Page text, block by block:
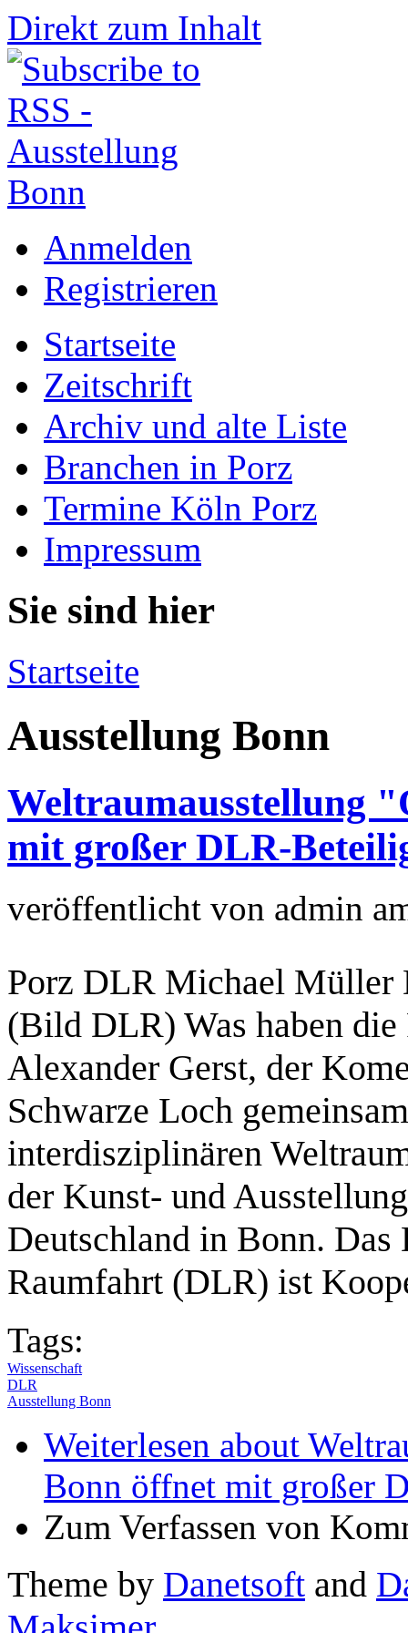
Direkt zum Inhalt
Anmelden
Registrieren
Startseite
Zeitschrift
Archiv und alte Liste
Branchen in Porz
Termine Köln Porz
Impressum
Sie sind hier
Startseite
Ausstellung Bonn
Weltraumausstellung
mit großer DLR-
veröffentlicht von admin
Porz DLR Michael Müller
(Bild DLR) Was haben
Alexander Gerst, der
Schwarze Loch
interdisziplinären
der Kunst- und
Deutschland in Bonn.
Raumfahrt (DLR) ist
Tags:
Wissenschaft
DLR
Ausstellung Bonn
Weiterlesen about
Bonn öffnet mit großer
Zum Verfassen von
Theme by Danetsoft and